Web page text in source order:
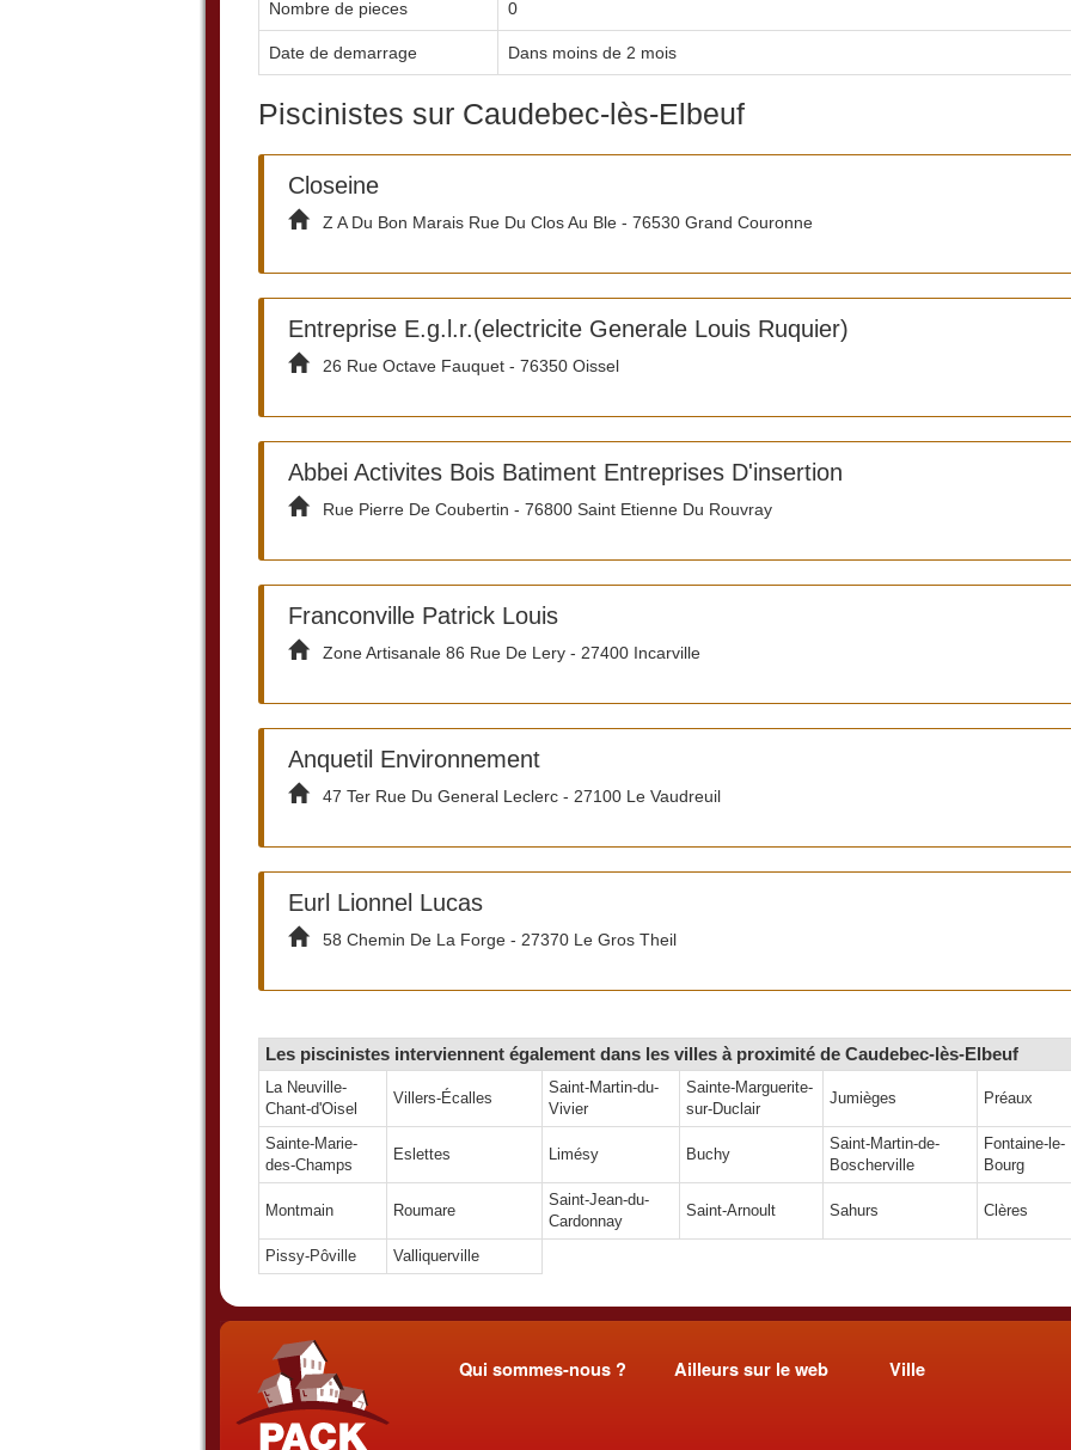
Nombre de pieces 0
Date de demarrage Dans moins de 2 mois
Piscinistes sur Caudebec-lès-Elbeuf
Closeine
Z A Du Bon Marais Rue Du Clos Au Ble - 76530 Grand Couronne
Entreprise E.g.l.r.(electricite Generale Louis Ruquier)
26 Rue Octave Fauquet - 76350 Oissel
Abbei Activites Bois Batiment Entreprises D'insertion
Rue Pierre De Coubertin - 76800 Saint Etienne Du Rouvray
Franconville Patrick Louis
Zone Artisanale 86 Rue De Lery - 27400 Incarville
Anquetil Environnement
47 Ter Rue Du General Leclerc - 27100 Le Vaudreuil
Eurl Lionnel Lucas
58 Chemin De La Forge - 27370 Le Gros Theil
Les piscinistes interviennent également dans les villes à proximité de Caudebec-lès-Elbeuf
La Neuville-
Chant-d'Oisel
Villers-Écalles
Saint-Martin-du-
Vivier
Sainte-Marguerite-
sur-Duclair
Jumièges Préaux
Sainte-Marie-
des-Champs
Eslettes Limésy Buchy
Saint-Martin-de-
Boscherville
Fontaine-le-
Bourg
Montmain Roumare
Saint-Jean-du-
Cardonnay
Saint-Arnoult Sahurs Clères
Pissy-Pôville Valliquerville
Qui sommes-nous ? Ailleurs sur le web Ville